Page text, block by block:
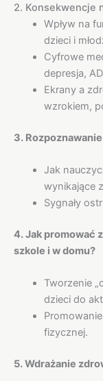
2. Konsekwencje
Wpływ na
dzieci i
Cyfrowe
depresja,
Ekrany a
wzrokiem,
3.
Jak
wynikające
Sygnały
4. Jak promować
szkole i w domu?
Tworzenie
dzieci do
fizycznej.
5. Wdrażanie